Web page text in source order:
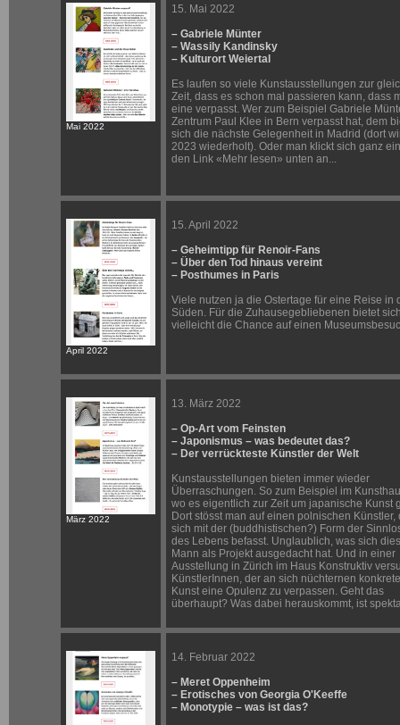
Mai 2022
15. Mai 2022
– Gabriele Münter
– Wassily Kandinsky
– Kulturort Weiertal
Es laufen so viele Kunstausstellungen zur
Zeit, dass es schon mal passieren kann, dass
eine verpasst. Wer zum Beispiel Gabriele
Zentrum Paul Klee in Bern verpasst hat, dem
sich die nächste Gelegenheit in Madrid (dort
2023 wiederholt). Oder man klickt sich ganz
den Link «Mehr lesen» unten an...
April 2022
15. April 2022
– Geheimtipp für Renoir-Fans
– Über den Tod hinaus vereint
– Posthumes in Paris
Viele nutzen ja die Ostertage für eine Reise in
Süden. Für die Zuhausegebliebenen bietet
vielleicht die Chance auf einen
März 2022
13. März 2022
– Op-Art vom Feinsten
– Japonismus – was bedeutet das?
– Der verrückteste Künstler der Welt
Kunstausstellungen bieten immer wieder
Überraschungen. So zum Beispiel im
wo es eigentlich zur Zeit um japanische Kunst
Dort stösst man auf einen polnischen Künstler,
sich mit der (buddhistischen?) Form der
des Lebens befasst. Unglaublich, was sich
Mann als Projekt ausgedacht hat. Und in einer
Ausstellung in Zürich im Haus Konstruktiv
KünstlerInnen, der an sich nüchternen
Kunst eine Opulenz zu verpassen. Geht das
überhaupt? Was dabei herauskommt, ist
14. Februar 2022
– Meret Oppenheim
– Erotisches von Georgia O'Keeffe
– Monotypie – was ist das?